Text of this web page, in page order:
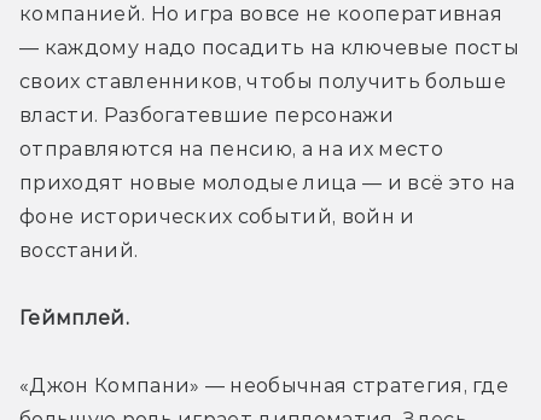
компанией. Но игра вовсе не кооперативная
— каждому надо посадить на ключевые посты
своих ставленников, чтобы получить больше
власти. Разбогатевшие персонажи
отправляются на пенсию, а на их место
приходят новые молодые лица — и всё это на
фоне исторических событий, войн и
восстаний.
Геймплей.
«Джон Компани» — необычная стратегия, где